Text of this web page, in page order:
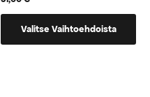
Valitse Vaihtoehdoista